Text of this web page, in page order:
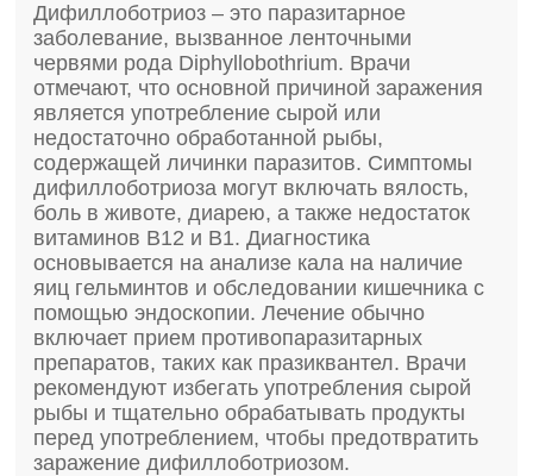
Дифиллоботриоз – это паразитарное
заболевание, вызванное ленточными
червями рода Diphyllobothrium. Врачи
отмечают, что основной причиной заражения
является употребление сырой или
недостаточно обработанной рыбы,
содержащей личинки паразитов. Симптомы
дифиллоботриоза могут включать вялость,
боль в животе, диарею, а также недостаток
витаминов B12 и B1. Диагностика
основывается на анализе кала на наличие
яиц гельминтов и обследовании кишечника с
помощью эндоскопии. Лечение обычно
включает прием противопаразитарных
препаратов, таких как празиквантел. Врачи
рекомендуют избегать употребления сырой
рыбы и тщательно обрабатывать продукты
перед употреблением, чтобы предотвратить
заражение дифиллоботриозом.